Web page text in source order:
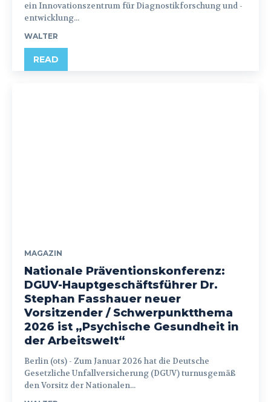
ein Innovationszentrum für Diagnostikforschung und -
entwicklung...
WALTER
READ
MAGAZIN
Nationale Präventionskonferenz:
DGUV-Hauptgeschäftsführer Dr.
Stephan Fasshauer neuer
Vorsitzender / Schwerpunktthema
2026 ist „Psychische Gesundheit in
der Arbeitswelt“
Berlin (ots) - Zum Januar 2026 hat die Deutsche
Gesetzliche Unfallversicherung (DGUV) turnusgemäß
den Vorsitz der Nationalen...